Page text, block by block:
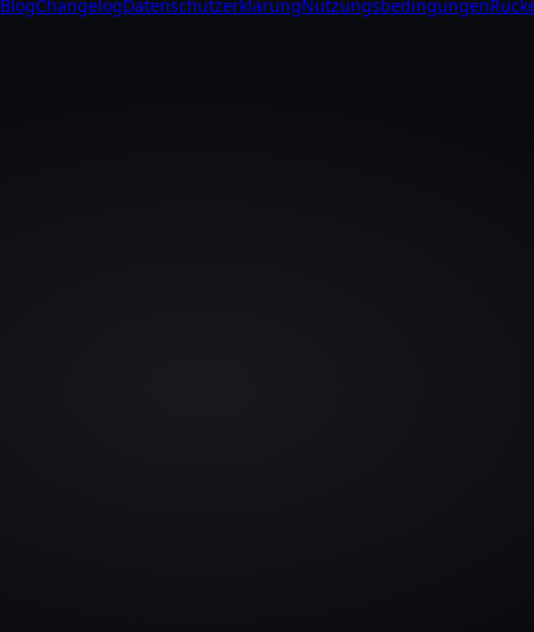
BlogChangelogDatenschutzerklärungNutzungsbedingungen